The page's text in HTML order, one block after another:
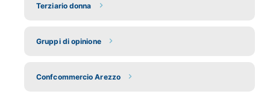
Terziario donna
Gruppi di opinione
Confcommercio Arezzo